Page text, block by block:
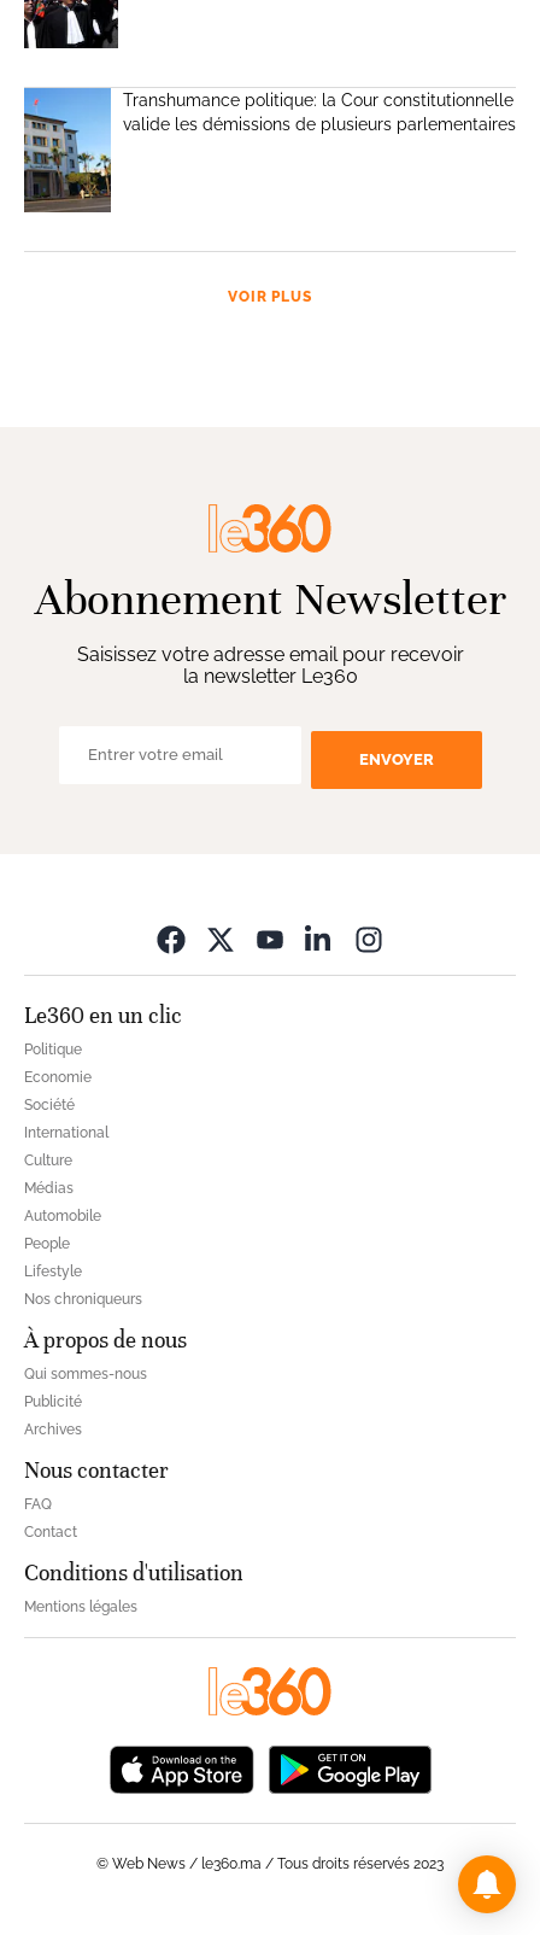
Transhumance politique: la Cour constitutionnelle
valide les démissions de plusieurs parlementaires
VOIR PLUS
Abonnement Newsletter
Saisissez votre adresse email pour recevoir
la newsletter Le360
ENVOYER
Le360 en un clic
Politique
Economie
Société
International
Culture
Médias
Automobile
People
Lifestyle
Nos chroniqueurs
À propos de nous
Qui sommes-nous
Publicité
Archives
Nous contacter
FAQ
Contact
Conditions d'utilisation
Mentions légales
© Web News / le360.ma / Tous droits réservés 2023